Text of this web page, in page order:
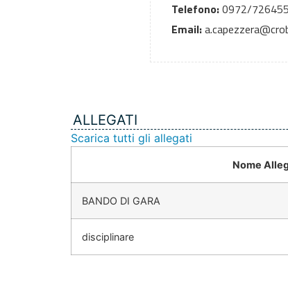
Telefono:0972/726455
Email:
ALLEGATI
Scarica tutti gli allegati
Nome
BANDO DI GARA
disciplinare